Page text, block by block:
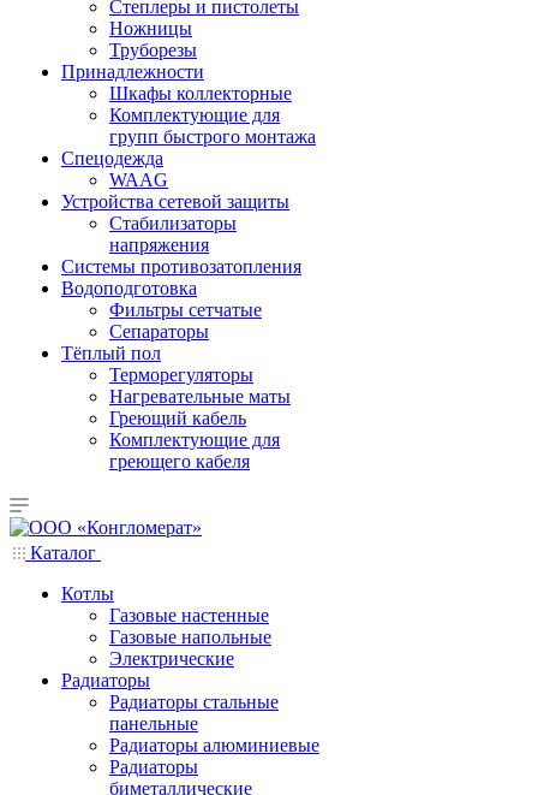
Степлеры и пистолеты
Ножницы
Труборезы
Принадлежности
Шкафы коллекторные
Комплектующие для
групп быстрого монтажа
Спецодежда
WAAG
Устройства сетевой защиты
Стабилизаторы
напряжения
Системы противозатопления
Водоподготовка
Фильтры сетчатые
Сепараторы
Тёплый пол
Терморегуляторы
Нагревательные маты
Греющий кабель
Комплектующие для
греющего кабеля
Каталог
Котлы
Газовые настенные
Газовые напольные
Электрические
Радиаторы
Радиаторы стальные
панельные
Радиаторы алюминиевые
Радиаторы
биметаллические